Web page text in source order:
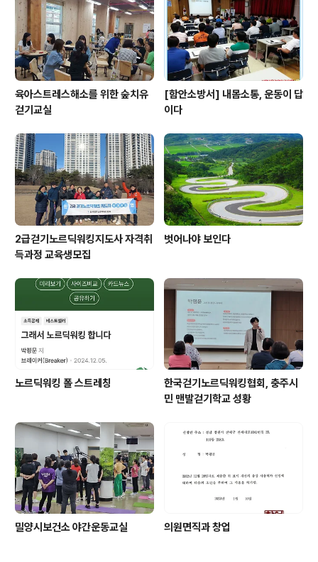
육아스트레스해소를 위한 숲치유
걷기교실
[함안소방서] 내몸소통, 운동이 답
이다
2급걷기노르딕워킹지도사 자격취
득과정 교육생모집
벗어나야 보인다
노르딕워킹 폴 스트레칭
한국걷기노르딕워킹협회, 충주시
민 맨발걷기학교 성황
밀양시보건소 야간운동교실 의원면직과 창업